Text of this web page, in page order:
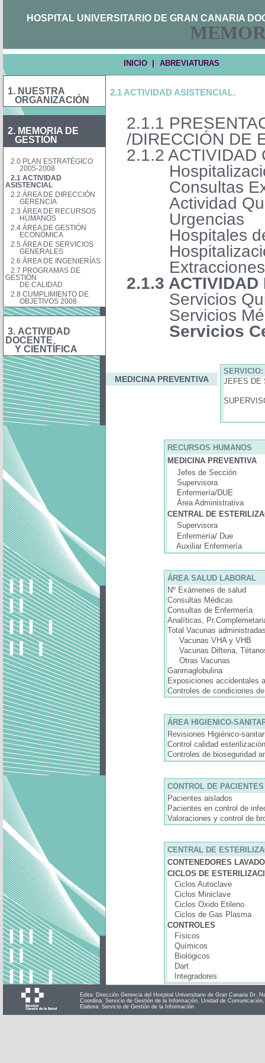
HOSPITAL UNIVERSITARIO DE GRAN CANARIA
INICIO | ABREVIATURAS
1. NUESTRA
ORGANIZACIÓN
2. MEMORIA DE
GESTIÓN
2.0 PLAN ESTRATÉGICO
2005-2008
2.1 ACTIVIDAD
ASISTENCIAL
2.2 ÁREA DE DIRECCIÓN
GERENCIA
2.3 ÁREA DE RECURSOS
HUMANOS
2.4 ÁREA DE GESTIÓN
ECONÓMICA
2.5 ÁREA DE SERVICIOS
GENERALES
2.6 ÁREA DE INGENIERÍAS
2.7 PROGRAMAS DE
GESTIÓN
DE CALIDAD
2.8 CUMPLIMIENTO DE
OBJETIVOS 2008
3. ACTIVIDAD
DOCENTE
Y CIENTÍFICA
2.1 ACTIVIDAD ASISTENCIAL.
2.1.1
/DIRECCIÓN DE
2.1.2 ACTIVIDAD
Consultas
Actividad
Urgencias
Hospitales
2.1.3 ACTIVIDAD
Servicios
Servicios
Servicios
MEDICINA PREVENTIVA
JEFES
RECURSOS HUMANOS
MEDICINA PREVENTIVA
Jefes de Sección
Supervisora
Enfermería/DUE
Área Administrativa
CENTRAL DE
Supervisora
Enfermería/ Due
Auxiliar Enfermería
ÁREA SALUD LABORAL
Nº Exámenes de salud
Consultas Médicas
Consultas de Enfermería
Analíticas,
Total Vacunas
Vacunas VHA y VHB
Vacunas Difteria,
Otras Vacunas
Ganmaglobulina
Exposiciones accidentales
Controles de condiciones
ÁREA HIGIENICO-
Revisiones Higiénico-
Control calidad esterilización
Controles de bioseguridad
CONTROL DE PACIENTES
Pacientes aislados
Pacientes en control de
Valoraciones y control de
CENTRAL DE
CONTENEDORES
CICLOS DE
Ciclos Autoclave
Ciclos Miniclave
Ciclos Oxido Etileno
Ciclos de Gas Plasma
CONTROLES
Físicos
Químicos
Biológicos
Dart
Integradores
Edita: Dirección Gerencia del Hospital Universitario de Gran Canaria Dr.
Coordina: Servicio de Gestión de la Información. Unidad de
Elabora: Servicio de Gestión de la Información